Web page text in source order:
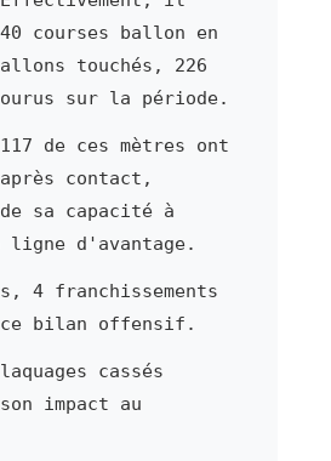
courses ballon en
touchés, 226
sur la période.
117 de ces mètres ont
contact,
de sa capacité à
d'avantage.
4 franchissements
ce bilan offensif.
cassés
impact au